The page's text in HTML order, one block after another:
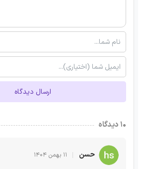
ارسال دیدگاه
۱۰ دیدگاه
حسن ۱۱ بهمن ۱۴۰۴